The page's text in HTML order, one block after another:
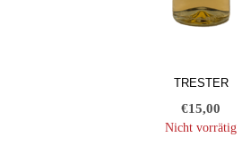
TRESTER
€15,00
Nicht vorrätig